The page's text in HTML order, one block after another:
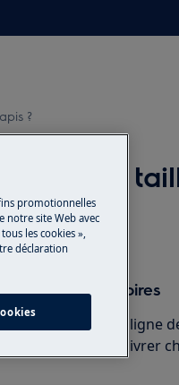
?
? Quelle
et accessoires
notre boutique en ligne
et faites-les livrer
promotionnelles
notre site Web avec
les cookies »,
déclaration